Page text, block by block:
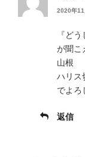
2020年
『ど
が聞こ
山根
ハリス
でよろ
返信